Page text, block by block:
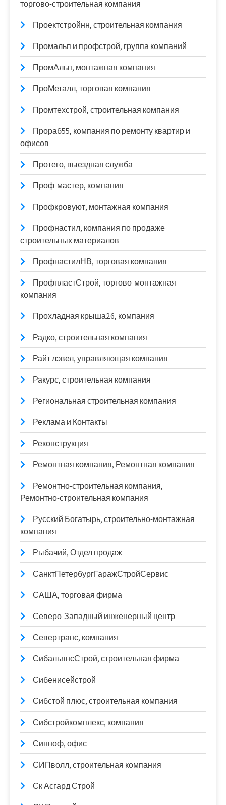
торгово-строительная компания
Проектстройнн, строительная компания
Промальп и профстрой, группа компаний
ПромАльп, монтажная компания
ПроМеталл, торговая компания
Промтехстрой, строительная компания
Прораб55, компания по ремонту квартир и
офисов
Протего, выездная служба
Проф-мастер, компания
Профкровуют, монтажная компания
Профнастил, компания по продаже
строительных материалов
ПрофнастилНВ, торговая компания
ПрофпластСтрой, торгово-монтажная
компания
Прохладная крыша26, компания
Радко, строительная компания
Райт лэвел, управляющая компания
Ракурс, строительная компания
Региональная строительная компания
Реклама и Контакты
Реконструкция
Ремонтная компания, Ремонтная компания
Ремонтно-строительная компания,
Ремонтно-строительная компания
Русский Богатырь, строительно-монтажная
компания
Рыбачий, Отдел продаж
СанктПетербургГаражСтройСервис
САША, торговая фирма
Северо-Западный инженерный центр
Севертранс, компания
СибальянсСтрой, строительная фирма
Сибенисейстрой
Сибстой плюс, строительная компания
Сибстройкомплекс, компания
Синноф, офис
СИПволл, строительная компания
Ск Асгард Строй